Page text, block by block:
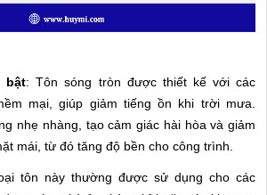
bật: Tôn sóng tròn được thiết kế với các
mại, giúp giảm tiếng ồn khi trời mưa.
nhẹ nhàng, tạo cảm giác hài hòa và giảm
mái, từ đó tăng độ bền cho công trình.
tôn này thường được sử dụng cho các